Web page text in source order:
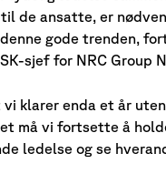
de ansatte, er
gode trenden,
sjef for NRC Group
vi klarer enda et år
må vi fortsette å
ledelse og se